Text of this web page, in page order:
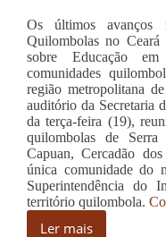
Os últimos avanços
Quilombolas no Ceará
sobre Educação
comunidades
região metropolitana
auditório da Secretaria
da terça-feira (19),
quilombolas de
Capuan, Cercadão
única comunidade do
Superintendência do
território quilombola.
Ler mais